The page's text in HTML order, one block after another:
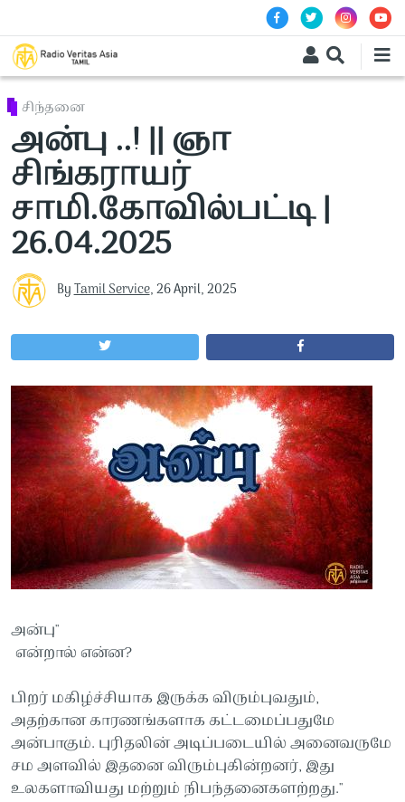
சிந்தனை
அன்பு ..! || ஞா
சிங்கராயர்
சாமி.கோவில்பட்டி |
26.04.2025
ByTamil Service,26 April, 2025
அன்பு"
என்றால் என்ன?
பிறர் மகிழ்ச்சியாக இருக்க விரும்புவதும்,
அதற்கான காரணங்களாக கட்டமைப்பதுமே
அன்பாகும். புரிதலின் அடிப்படையில் அனைவருமே
சம அளவில் இதனை விரும்புகின்றனர், இது
உலகளாவியது மற்றும் நிபந்தனைகளற்றது."